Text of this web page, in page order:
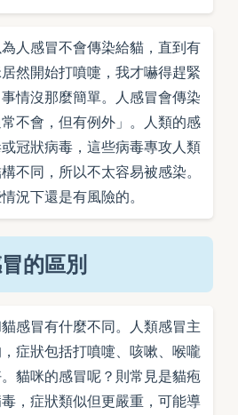
人感冒不會傳染給貓，直到有
然開始打噴嚏，我才嚇得趕緊
情沒那麼簡單。人感冒會傳染
不會，但有例外」。人類的感
冠狀病毒，這些病毒專攻人類
不同，所以不太容易被感染。
況下還是有風險的。
的區別
感冒有什麼不同。人類感冒主
症狀包括打噴嚏、咳嗽、喉嚨
貓咪的感冒呢？則常見是貓疱
，症狀類似但更嚴重，可能導